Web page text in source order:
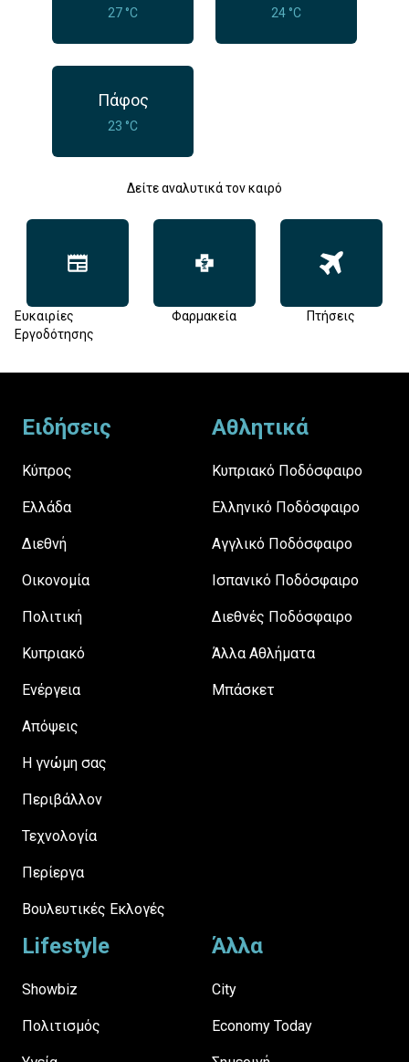
27 °C 24 °C
Πάφος
23 °C
Δείτε αναλυτικά τον καιρό
Ευκαιρίες
Εργοδότησης
Φαρμακεία Πτήσεις
Ειδήσεις
Κύπρος
Ελλάδα
Διεθνή
Οικονομία
Πολιτική
Κυπριακό
Ενέργεια
Απόψεις
H γνώμη σας
Περιβάλλον
Τεχνολογία
Περίεργα
Βουλευτικές Εκλογές
Αθλητικά
Κυπριακό Ποδόσφαιρο
Ελληνικό Ποδόσφαιρο
Αγγλικό Ποδόσφαιρο
Ισπανικό Ποδόσφαιρο
Διεθνές Ποδόσφαιρο
Άλλα Αθλήματα
Μπάσκετ
Lifestyle
Showbiz
Πολιτισμός
Άλλα
City
Economy Today